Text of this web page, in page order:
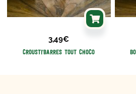
3,49€
Crousti'barres Tout Choco